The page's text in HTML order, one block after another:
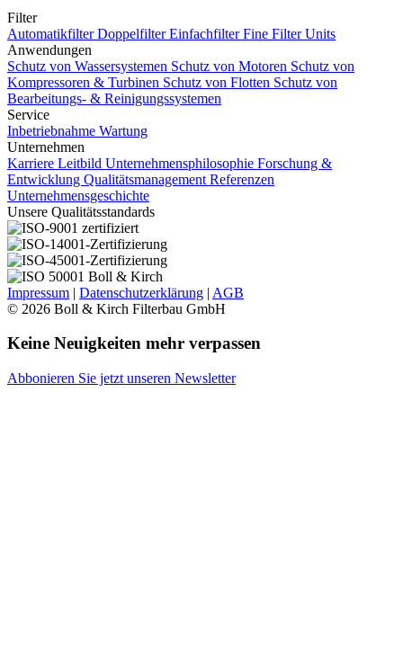
Filter
AutomatikfilterDoppelfilterEinfachfilterFine Filter Units
Anwendungen
Schutz von Wassersystemen Schutz von Motoren Schutz von
Kompressoren & Turbinen Schutz von Flotten Schutz von
Bearbeitungs- & Reinigungssystemen
Service
Inbetriebnahme Wartung
Unternehmen
Karriere Leitbild Unternehmensphilosophie Forschung &
Entwicklung Qualitätsmanagement Referenzen
Unternehmensgeschichte
Unsere Qualitätsstandards
Impressum | Datenschutzerklärung | AGB
© 2026 Boll & Kirch Filterbau GmbH
Keine Neuigkeiten mehr verpassen
Abbonieren Sie jetzt unseren Newsletter